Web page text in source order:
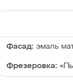
Фасад: эмаль
Фрезеровка: